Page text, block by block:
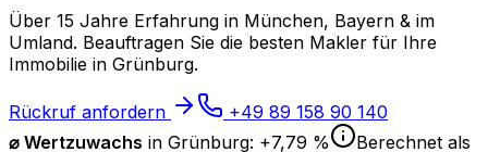
Über 15 Jahre Erfahrung in München, Bayern & im
Umland. Beauftragen Sie die besten Makler für Ihre
Immobilie in Grünburg.
Rückruf anfordern
+49 89 158 90 140
⌀ Wertzuwachs in Grünburg: +7,79 %
Berechnet als